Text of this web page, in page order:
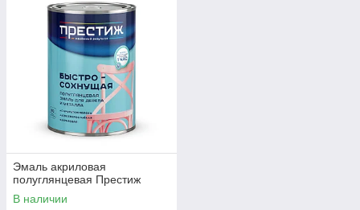
Эмаль акриловая
полуглянцевая Престиж
В наличии